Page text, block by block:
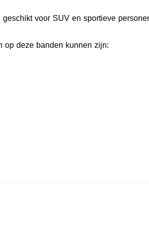
voor SUV en sportieve
op deze banden kunnen zijn: